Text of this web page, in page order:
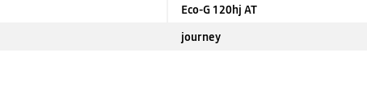
Eco-G 120hj AT
journey